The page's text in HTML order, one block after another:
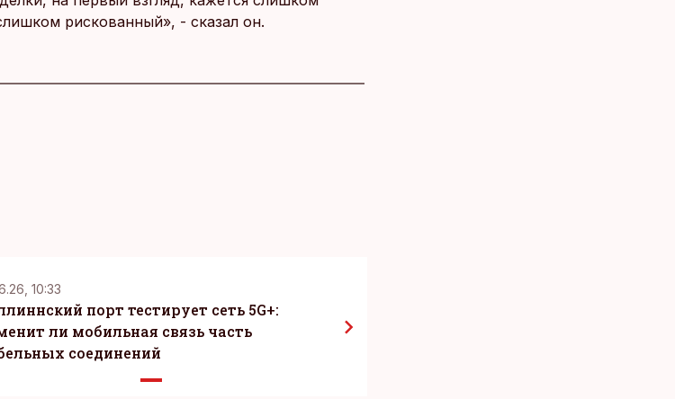
рискованный», - сказал он.
10:33
порт тестирует сеть 5G+:
ли мобильная связь часть
соединений